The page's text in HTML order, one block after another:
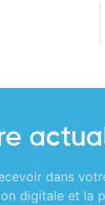
dans
digitale et la